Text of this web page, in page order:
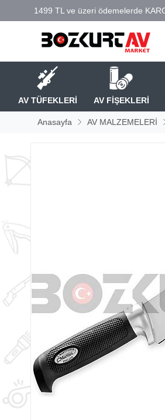
AV TÜFEKLERİ AV FİŞEKLERİ
Anasayfa AV MALZEMELERİ